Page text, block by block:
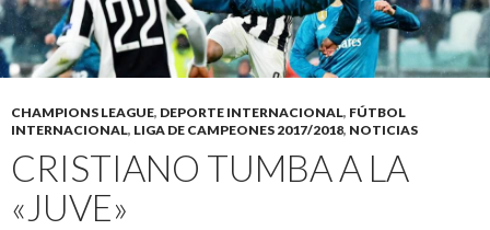
CHAMPIONS LEAGUE, DEPORTE INTERNACIONAL, FÚTBOL
INTERNACIONAL, LIGA DE CAMPEONES 2017/2018, NOTICIAS
CRISTIANO TUMBA A LA
«JUVE»